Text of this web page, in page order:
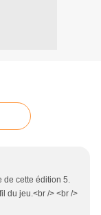
de cette édition 5.
du jeu.<br /> <br />